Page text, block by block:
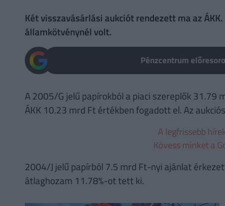
Két visszavásárlási aukciót rendezett ma az
államkötvénynél volt.
Pénzcentrum
A 2005/G jelű papírokból a piaci szereplők
ÁKK 10.23 mrd Ft értékben fogadott el. Az
A legfrissebb
Kövess minket a
2004/J jelű papírból 7.5 mrd Ft-nyi ajánlat
átlaghozam 11.78%-ot tett ki.